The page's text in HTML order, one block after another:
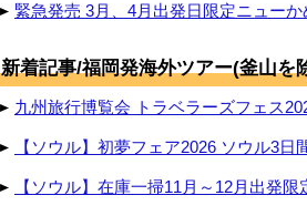
緊急発売 3月、4月出発日限定ニュー
新着記事/福岡発海外ツアー(釜山を
九州旅行博覧会 トラベラーズフェス
【ソウル】初夢フェア2026 ソウル3日
【ソウル】在庫一掃11月～12月出発